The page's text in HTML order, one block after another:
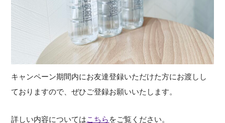
キャンペーン期間内にお友達登録いただけた方にお渡しし
ておりますので、ぜひご登録お願いいたします。
詳しい内容についてはこちら をご覧ください。